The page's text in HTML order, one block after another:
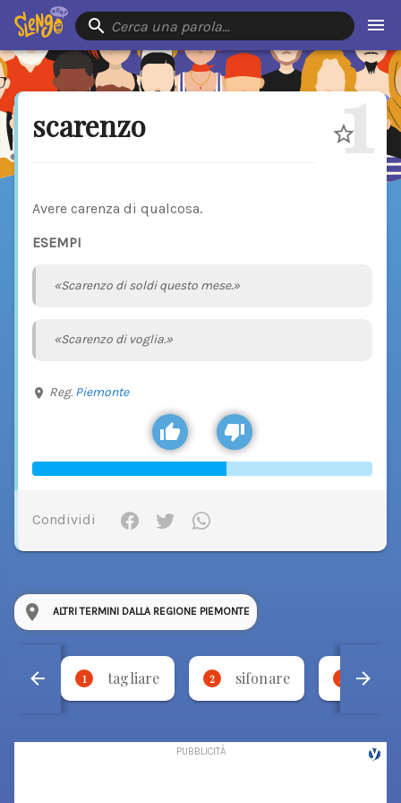
Cerca una parola…
scarenzo 1
Avere carenza di qualcosa.
ESEMPI
«Scarenzo di soldi questo mese.»
«Scarenzo di voglia.»
Reg. Piemonte
Condividi
ALTRI TERMINI DALLA REGIONE PIEMONTE
1 tagliare 2 sifonare 3